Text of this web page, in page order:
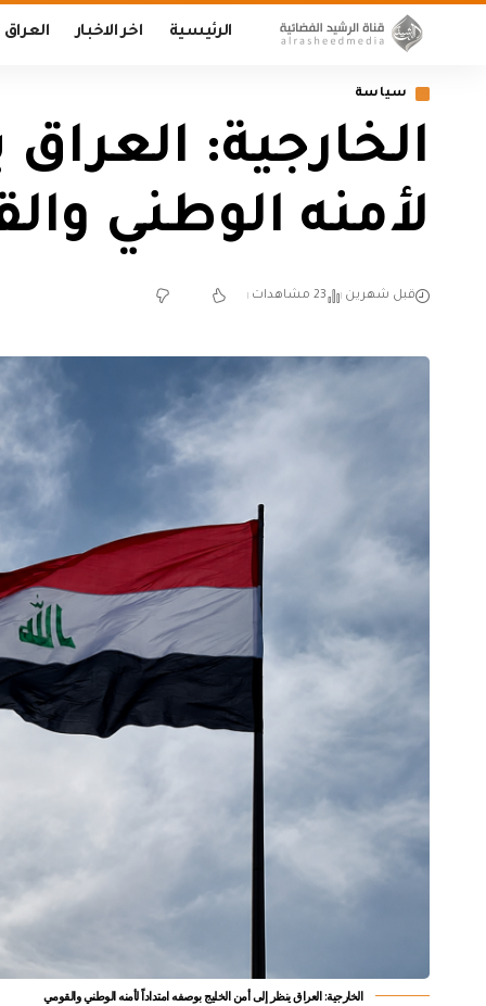
الرئيسية اخر الاخبار العراق
سياسة
الخارجية:
لأمنه الوطني
قبل شهرين 23 مشاهدات
الخارجية: العراق ينظر إلى أمن الخليج بوصفه امتداداً لأمنه الوطني والقومي